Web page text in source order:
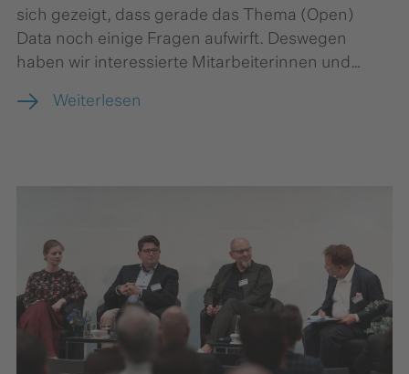
sich gezeigt, dass gerade das Thema (Open)
Data noch einige Fragen aufwirft. Deswegen
haben wir interessierte Mitarbeiterinnen und
Dive: Eine Einführung in die Welt der Daten”
Weiterlesen